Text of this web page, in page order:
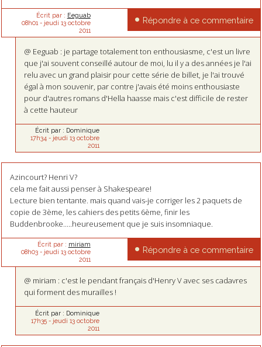
Écrit par : Eeguab
08h01 - jeudi 13 octobre
2011
Répondre à ce commentaire
@ Eeguab : je partage totalement ton enthousiasme, c'est un livre
que j'ai souvent conseillé autour de moi, lu il y a des années je l'ai
relu avec un grand plaisir pour cette série de billet, je l'ai trouvé
égal à mon souvenir, par contre j'avais été moins enthousiaste
pour d'autres romans d'Hella haasse mais c'est difficile de rester
à cette hauteur
Écrit par : Dominique
17h34- jeudi 13 octobre
2011
Azincourt? Henri V?
cela me fait aussi penser à Shakespeare!
Lecture bien tentante. mais quand vais-je corriger les 2 paquets de
copie de 3ème, les cahiers des petits 6ème, finir les
Buddenbrooke.....heureusement que je suis insomniaque.
Écrit par : miriam
08h03- jeudi 13 octobre
2011
Répondre à ce commentaire
@ miriam : c'est le pendant français d'Henry V avec ses cadavres
qui forment des murailles !
Écrit par : Dominique
17h35- jeudi 13 octobre
2011